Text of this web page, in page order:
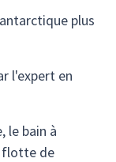
plus
l'expert en
le bain à
flotte de